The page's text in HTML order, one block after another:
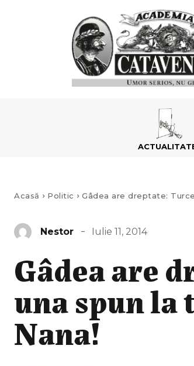
Acasă Politic Gâdea are dreptate:
Nestor Iulie 11, 2014
Gâdea are
una spun la
Nana!